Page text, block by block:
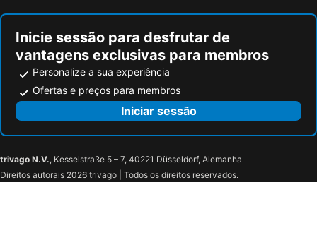
Inicie sessão para desfrutar de
vantagens exclusivas para membros
Personalize a sua experiência
Ofertas e preços para membros
Iniciar sessão
trivago N.V., Kesselstraße 5 – 7, 40221 Düsseldorf, Alemanha
Direitos autorais 2026 trivago | Todos os direitos reservados.